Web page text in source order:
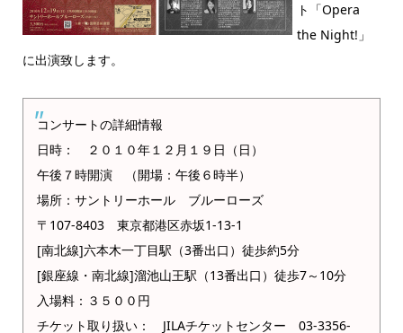
ト「Opera
the Night!」
に出演致します。
コンサートの詳細情報
日時： ２０１０年１２月１９日（日）
午後７時開演 （開場：午後６時半）
場所：サントリーホール ブルーローズ
〒107-8403 東京都港区赤坂1-13-1
[南北線]六本木一丁目駅（3番出口）徒歩約5分
[銀座線・南北線]溜池山王駅（13番出口）徒歩7～10分
入場料：３５００円
チケット取り扱い： JILAチケットセンター 03-3356-